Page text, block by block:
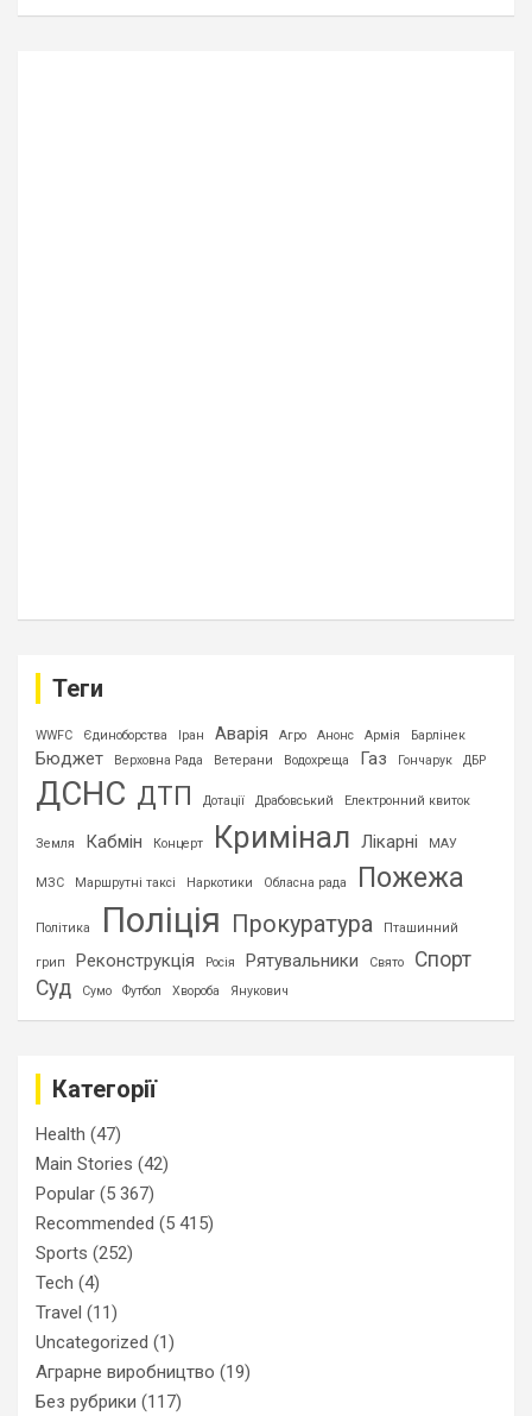
Теги
WWFC Єдиноборства Іран Аварія Агро Анонс Армія Барлінек
Бюджет Верховна Рада Ветерани Водохреща Газ Гончарук ДБР
ДСНС ДТП Дотації Драбовський Електронний квиток
Земля Кабмін Концерт Кримінал Лікарні МАУ
МЗС Маршрутні таксі Наркотики Обласна рада Пожежа
Політика Поліція Прокуратура Пташинний
грип Реконструкція Росія Рятувальники Свято
Спорт
Суд
Сумо Футбол Хвороба Янукович
Категорії
Health (47)
Main Stories (42)
Popular (5 367)
Recommended (5 415)
Sports (252)
Tech (4)
Travel (11)
Uncategorized (1)
Аграрне виробництво (19)
Без рубрики (117)